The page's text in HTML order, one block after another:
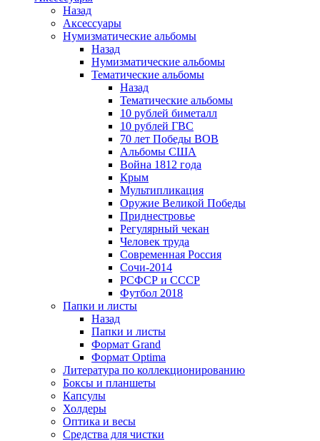
Назад
Аксессуары
Нумизматические альбомы
Назад
Нумизматические альбомы
Тематические альбомы
Назад
Тематические альбомы
10 рублей биметалл
10 рублей ГВС
70 лет Победы ВОВ
Альбомы США
Война 1812 года
Крым
Мультипликация
Оружие Великой Победы
Приднестровье
Регулярный чекан
Человек труда
Современная Россия
Сочи-2014
РСФСР и СССР
Футбол 2018
Папки и листы
Назад
Папки и листы
Формат Grand
Формат Optima
Литература по коллекционированию
Боксы и планшеты
Капсулы
Холдеры
Оптика и весы
Средства для чистки